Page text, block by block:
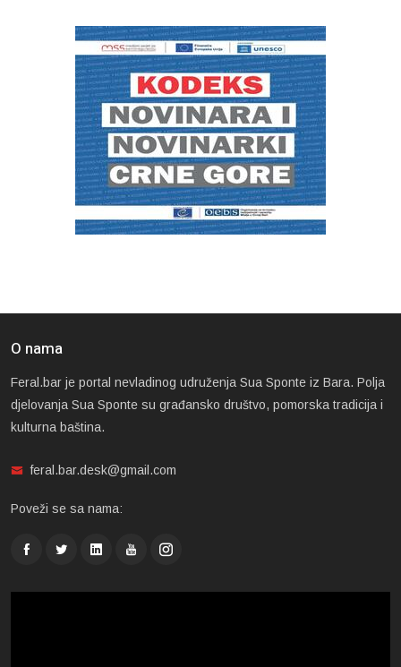
O nama
Feral.bar je portal nevladinog udruženja Sua Sponte iz Bara. Polja
djelovanja Sua Sponte su građansko društvo, pomorska tradicija i
kulturna baština.
feral.bar.desk@gmail.com
Poveži se sa nama: